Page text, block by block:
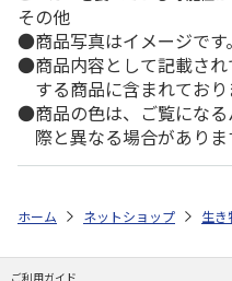
その他
商品写真はイメージです。
商品内容として記載さ
する商品に含まれており
商品の色は、ご覧にな
際と異なる場合がありま
ホーム ネットショップ 生き
ご利用ガイド